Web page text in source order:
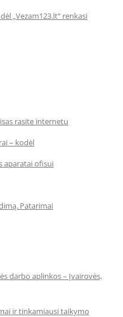
„Vezam123.lt“ renkasi
rasite internetu
– kodėl
aparatai ofisui
Patarimai
darbo aplinkos – Įvairovės,
ir tinkamiausi taikymo